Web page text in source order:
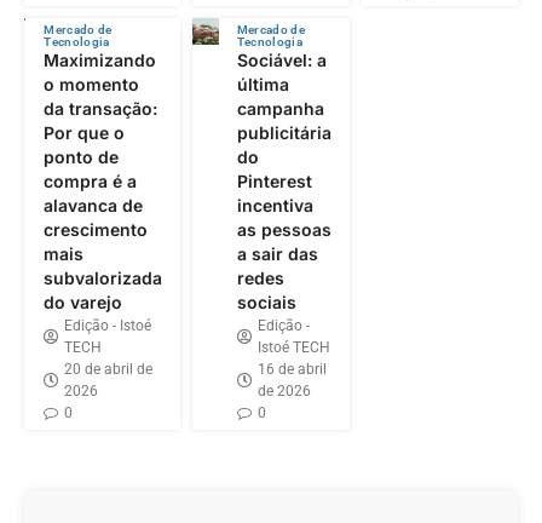
Mercado de
Tecnologia
Maximizando
o momento
da transação:
Por que o
ponto de
compra é a
alavanca de
crescimento
mais
subvalorizada
do varejo
Edição - Istoé
TECH
20 de abril de
2026
0
Mercado de
Tecnologia
Sociável: a
última
campanha
publicitária
do
Pinterest
incentiva
as pessoas
a sair das
redes
sociais
Edição -
Istoé TECH
16 de abril
de 2026
0